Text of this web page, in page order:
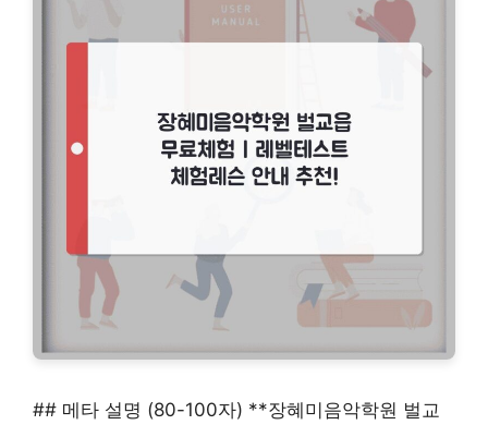
## 메타 설명 (80-100자) **장혜미음악학원 벌교